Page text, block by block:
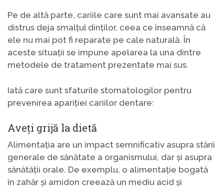
Pe de altă parte, cariile care sunt mai avansate au
distrus deja smalțul dinților, ceea ce înseamnă că
ele nu mai pot fi reparate pe cale naturală. În
aceste situații se impune apelarea la una dintre
metodele de tratament prezentate mai sus.
Iată care sunt sfaturile stomatologilor pentru
prevenirea apariției cariilor dentare:
Aveți grijă la dietă
Alimentația are un impact semnificativ asupra stării
generale de sănătate a organismului, dar și asupra
sănătății orale. De exemplu, o alimentație bogată
în zahăr și amidon creează un mediu acid și